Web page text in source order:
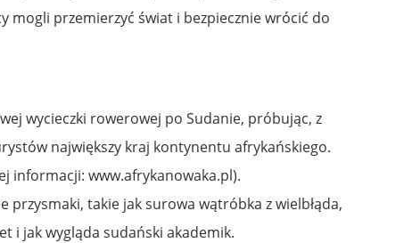
mogli przemierzyć świat i bezpiecznie wrócić do
wycieczki rowerowej po Sudanie, próbując, z
największy kraj kontynentu afrykańskiego.
informacji: www.afrykanowaka.pl).
takie jak surowa wątróbka z wielbłąda,
i jak wygląda sudański akademik.